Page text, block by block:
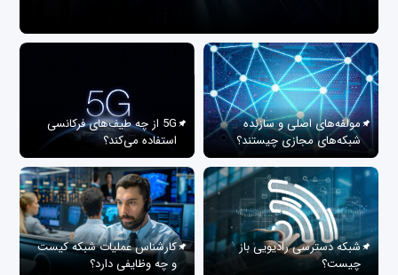
مولفه‌های اصلی و سازنده
شبکه‌های مجازی چیستند؟
5G از چه طیف‌های فرکانسی
استفاده می‌کند؟
شبکه دسترسی رادیویی باز
چیست؟
کارشناس عملیات شبکه کیست
و چه وظایفی دارد؟